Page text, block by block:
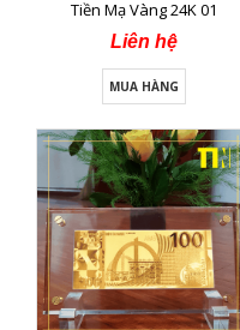
Tiền Mạ Vàng 24K 01
Liên hệ
MUA HÀNG